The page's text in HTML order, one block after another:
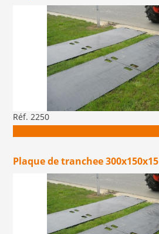
Réf. 2250
Plaque de tranchee 300x150x15